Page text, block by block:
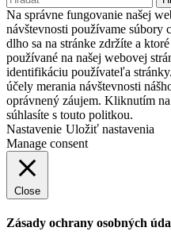
Táto stránka je zrealizovaná s
spravodlivosti SR v rámci
podporu a ochranu ľudských
všetkým formám diskriminácie,
ostatným prejavom intolerancie.
výlučne zodpovedná Poradňa
Hľadať:
Na správne fungovanie našej
návštevnosti používame súbory
dlho sa na stránke zdržíte a
používané na našej webovej
identifikáciu používateľa
účely merania návštevnosti
súhlasíte s touto politkou.